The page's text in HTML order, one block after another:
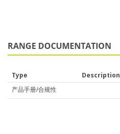
RANGE DOCUMENTATION
Type Description
产品手册/合规性